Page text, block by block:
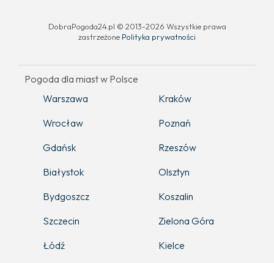
DobraPogoda24.pl © 2013-2026 Wszystkie prawa
zastrzeżone Polityka prywatności
Pogoda dla miast w Polsce
Warszawa
Kraków
Wrocław
Poznań
Gdańsk
Rzeszów
Białystok
Olsztyn
Bydgoszcz
Koszalin
Szczecin
Zielona Góra
Łódź
Kielce